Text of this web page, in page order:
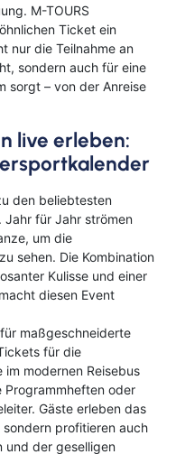
M-TOURS
Ticket ein
nur die Teilnahme an
sondern auch für eine
sorgt – von der Anreise
live erleben:
den beliebtesten
Jahr für Jahr strömen
um die
sehen. Die Kombination
Kulisse und einer
diesen Event
maßgeschneiderte
für die
modernen Reisebus
Programmheften oder
Gäste erleben das
profitieren auch
und der geselligen